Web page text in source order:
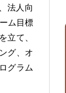
法人向
ム目標
立て、
グ、オ
グラム